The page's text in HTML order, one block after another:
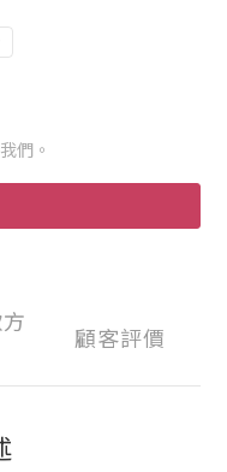
們。
顧客評價